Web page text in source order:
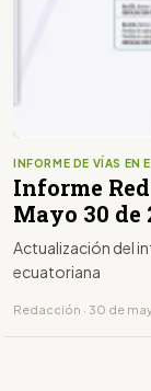
INFORME DE VÍAS EN
Informe
Mayo 30 de
Actualización del
ecuatoriana
Redacción · 30 de